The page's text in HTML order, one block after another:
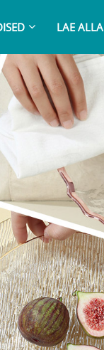
LAE ALLA